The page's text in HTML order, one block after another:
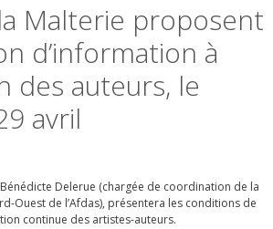
Malterie proposent
d’information à
des auteurs, le
avril
Delerue (chargée de coordination de la
Ouest de l’Afdas), présentera les conditions de
continue des artistes-auteurs.